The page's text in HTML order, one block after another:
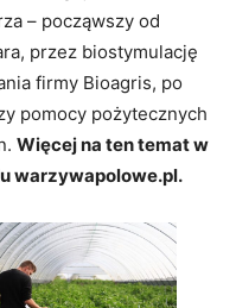
– począwszy od
przez biostymulację
firmy Bioagris, po
pomocy pożytecznych
Więcej na ten temat w
warzywapolowe.pl.